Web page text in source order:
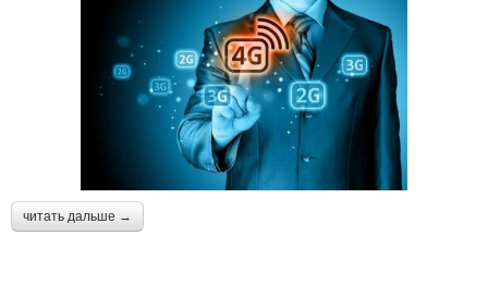
читать дальше →